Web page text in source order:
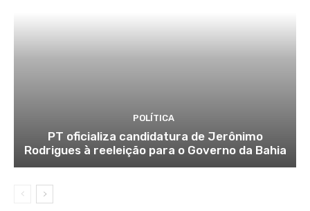
POLÍTICA
PT oficializa candidatura de Jerônimo
Rodrigues à reeleição para o Governo da Bahia